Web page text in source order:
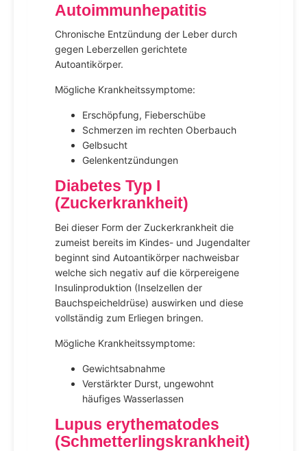
Autoimmunhepatitis
Chronische Entzündung der Leber durch
gegen Leberzellen gerichtete
Autoantikörper.
Mögliche Krankheitssymptome:
Erschöpfung, Fieberschübe
Schmerzen im rechten Oberbauch
Gelbsucht
Gelenkentzündungen
Diabetes Typ I
(Zuckerkrankheit)
Bei dieser Form der Zuckerkrankheit die
zumeist bereits im Kindes- und Jugendalter
beginnt sind Autoantikörper nachweisbar
welche sich negativ auf die körpereigene
Insulinproduktion (Inselzellen der
Bauchspeicheldrüse) auswirken und diese
vollständig zum Erliegen bringen.
Mögliche Krankheitssymptome:
Gewichtsabnahme
Verstärkter Durst, ungewohnt
häufiges Wasserlassen
Lupus erythematodes
(Schmetterlingskrankheit)